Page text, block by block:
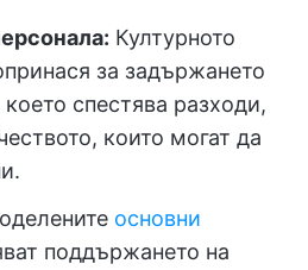
Културното
за задържането
спестява разходи,
които могат да
основни
поддържането на